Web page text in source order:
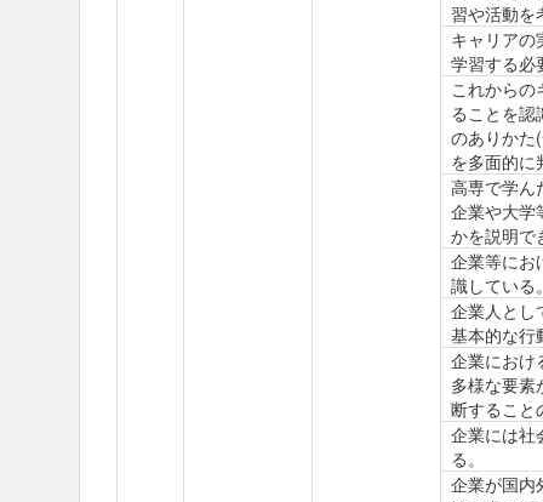
習や活動を
キャリアの
学習する必
これからの
ることを認
のありかた
を多面的に
高専で学ん
企業や大学
かを説明で
企業等にお
識している
企業人とし
基本的な行
企業におけ
多様な要素
断すること
企業には社
る。
企業が国内